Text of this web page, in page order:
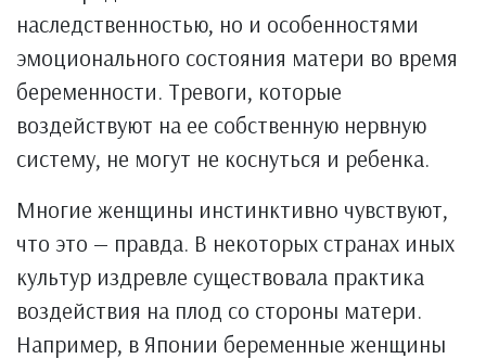
наследственностью, но и особенностями
эмоционального состояния матери во время
беременности. Тревоги, которые
воздействуют на ее собственную нервную
систему, не могут не коснуться и ребенка.
Многие женщины инстинктивно чувствуют,
что это — правда. В некоторых странах иных
культур издревле существовала практика
воздействия на плод со стороны матери.
Например, в Японии беременные женщины